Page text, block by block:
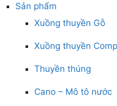
Sản phẩm
Xuồng thuyền Gỗ
Xuồng thuyền
Thuyền thúng
Cano – Mô tô nước